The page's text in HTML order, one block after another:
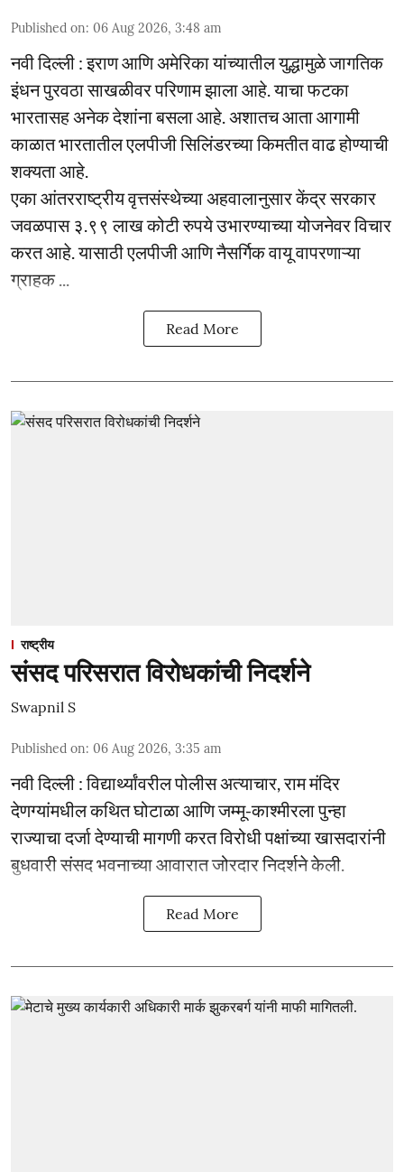
Published on: 06 Aug 2026, 3:48 am
नवी दिल्ली : इराण आणि अमेरिका यांच्यातील युद्धामुळे जागतिक
इंधन पुरवठा साखळीवर परिणाम झाला आहे. याचा फटका
भारतासह अनेक देशांना बसला आहे. अशातच आता आगामी
काळात भारतातील एलपीजी सिलिंडरच्या किमतीत वाढ होण्याची
शक्यता आहे.
एका आंतरराष्ट्रीय वृत्तसंस्थेच्या अहवालानुसार केंद्र सरकार
जवळपास ३.९९ लाख कोटी रुपये उभारण्याच्या योजनेवर विचार
करत आहे. यासाठी एलपीजी आणि नैसर्गिक वायू वापरणाऱ्या
ग्राहक ...
Read More
राष्ट्रीय
संसद परिसरात विरोधकांची निदर्शने
Swapnil S
Published on: 06 Aug 2026, 3:35 am
नवी दिल्ली : विद्यार्थ्यांवरील पोलीस अत्याचार, राम मंदिर
देणग्यांमधील कथित घोटाळा आणि जम्मू-काश्मीरला पुन्हा
राज्याचा दर्जा देण्याची मागणी करत विरोधी पक्षांच्या खासदारांनी
बुधवारी संसद भवनाच्या आवारात जोरदार निदर्शने केली.
Read More